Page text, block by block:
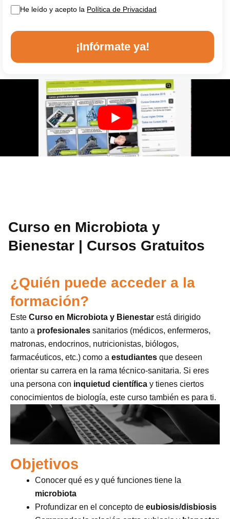
He leído y acepto la Política de Privacidad
¡Infórmate ya!
Curso en Microbiota y
Bienestar | Cursos Gratuitos
¿Quién puede acceder a la
formación?
Este Curso en Microbiota y Bienestar está dirigido
tanto a profesionales sanitarios (médicos, enfermeros,
matronas, endocrinos, nutricionistas, biólogos,
farmacéuticos, etc.) como a estudiantes que deseen
orientar su carrera en la rama técnico-sanitaria. Si eres
una persona con inquietud científica y tienes ciertos
conocimientos de biología, este curso también es para ti.
Objetivos
Conocer qué es y qué funciones tiene la
microbiota
Profundizar en el concepto de eubiosis/disbiosis